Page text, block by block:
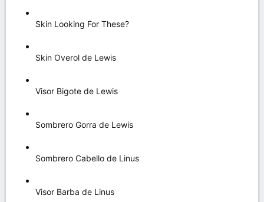
Skin Looking For These?
Skin Overol de Lewis
Visor Bigote de Lewis
Sombrero Gorra de Lewis
Sombrero Cabello de Linus
Visor Barba de Linus